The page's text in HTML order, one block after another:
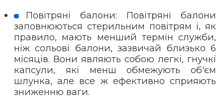
Повітряні балони: Повітряні балони
заповнюються стерильним повітрям і, як
правило, мають менший термін служби,
ніж сольові балони, зазвичай близько 6
місяців. Вони являють собою легкі, гнучкі
капсули, які менш обмежують об'єм
шлунка, але все ж ефективно сприяють
зниженню ваги.